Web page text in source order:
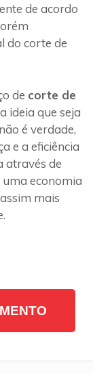
de acordo
do corte de
de corte de
ideia que seja
é verdade,
e a eficiência
através de
economia
mais